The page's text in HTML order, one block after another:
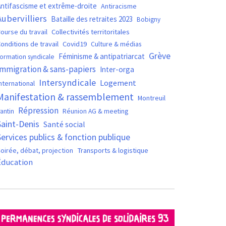
et extrême-droite Antiracisme
Bataille des retraites 2023 Bobigny
du travail Collectivités territoritales
de travail Covid19 Culture & médias
syndicale Féminisme & antipatriarcat Grève
& sans-papiers Inter-orga
Intersyndicale Logement
& rassemblement Montreuil
Répression Réunion AG & meeting
Denis Santé social
publics & fonction publique
débat, projection Transports & logistique